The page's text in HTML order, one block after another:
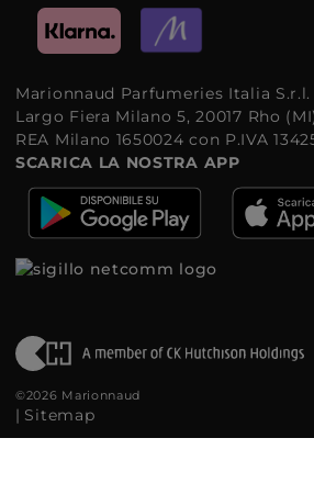
Marionnaud Parfumeries Italia S.r.l.
Largo Fiera Milano 5, 20017 Rho (MI)
REA Milano 1650024 con P.IVA
SCARICA LA NOSTRA APP
©2026 Marionnaud
| Sitemap